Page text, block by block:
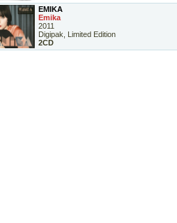
EMIKA
Emika
2011
Digipak, Limited Edition
2CD